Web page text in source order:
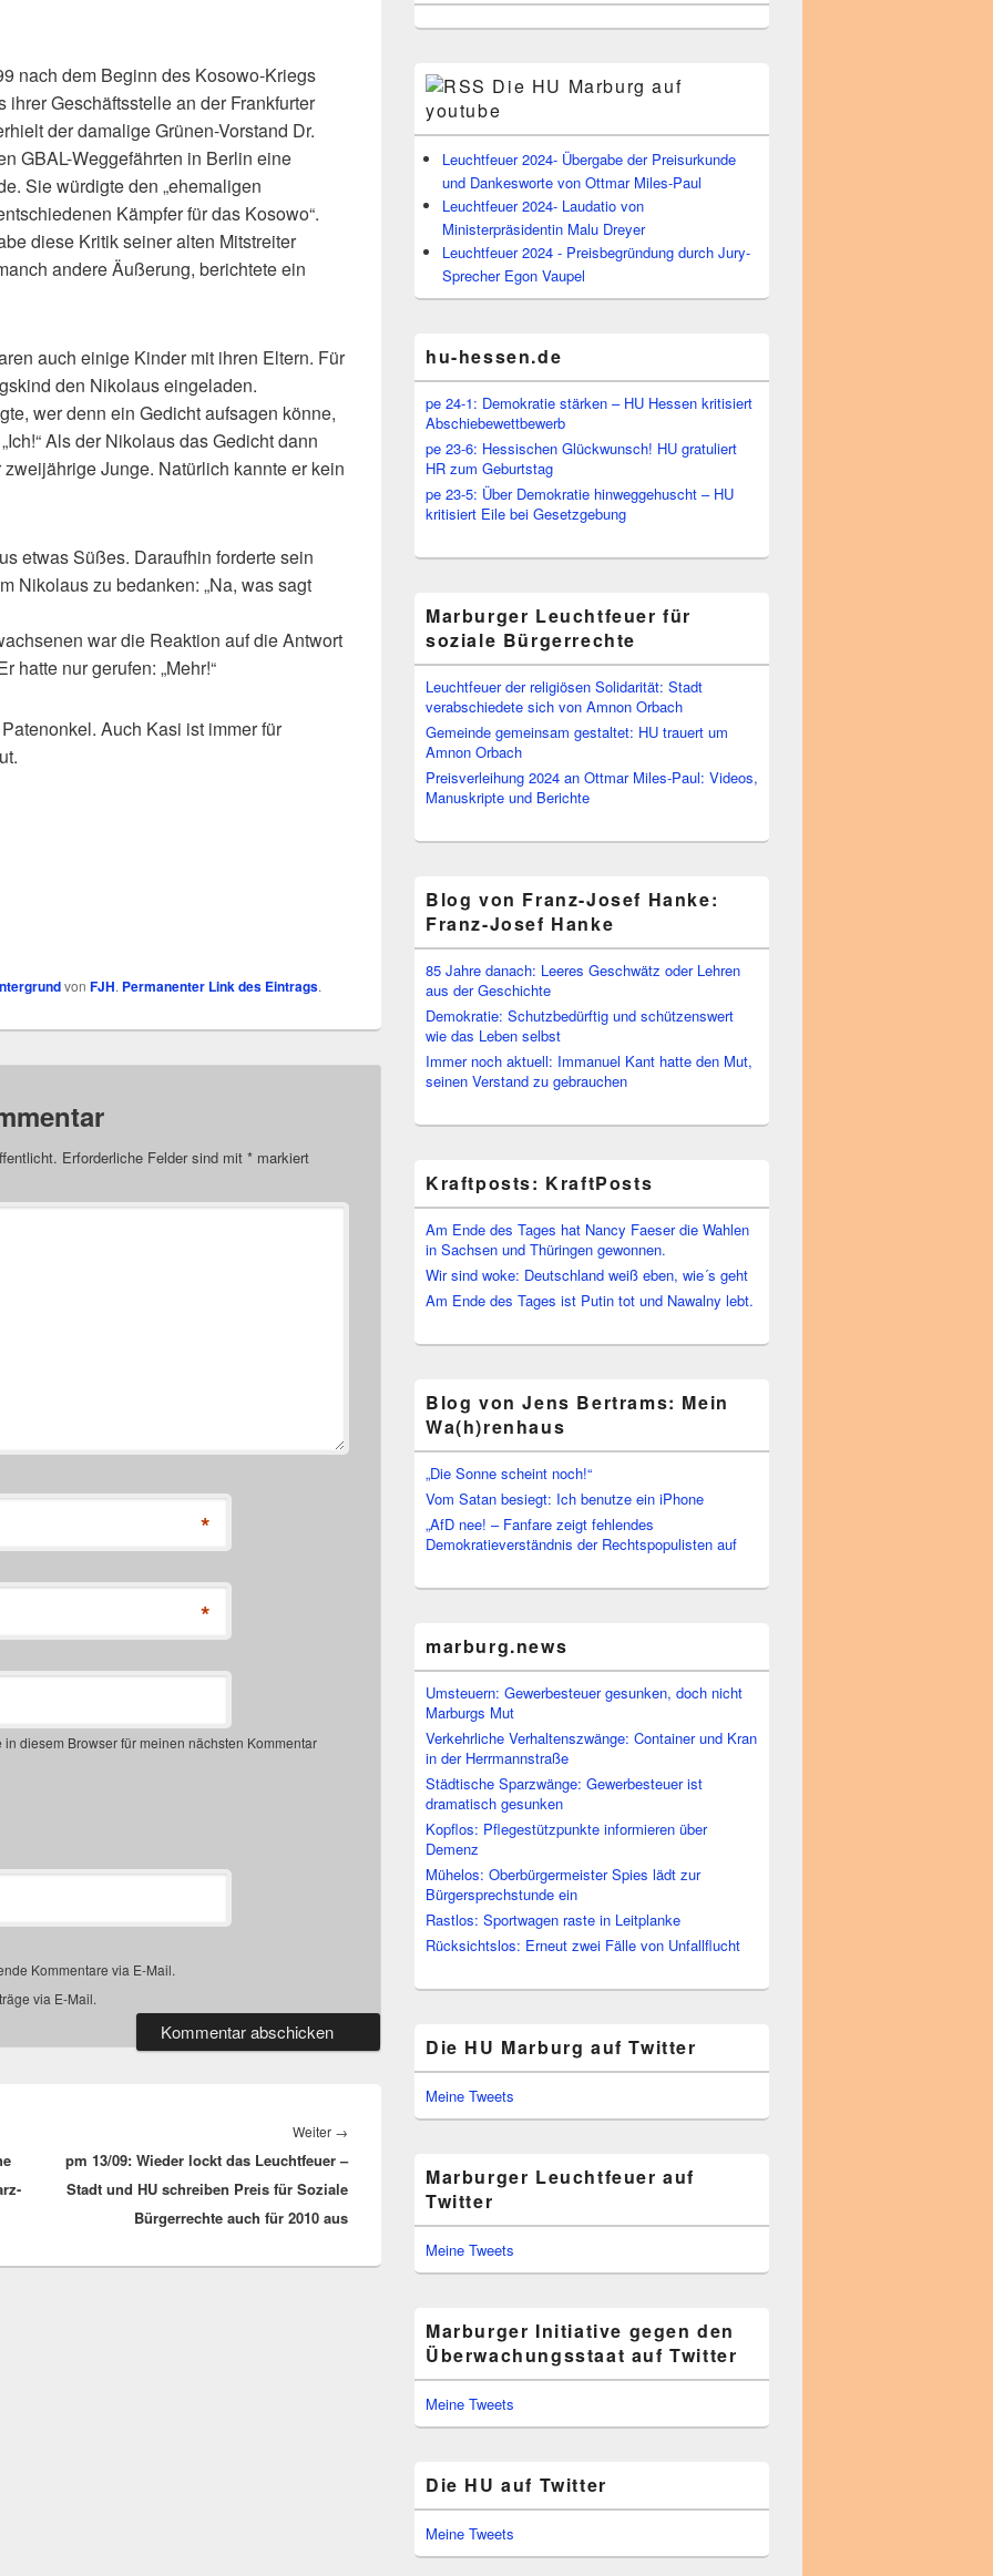
nach dem Beginn des Kosowo-Kriegs
Geschäftsstelle an der Frankfurter
der damalige Grünen-Vorstand Dr.
GBAL-Weggefährten in Berlin eine
Sie würdigte den „ehemaligen
Kämpfer für das Kosowo“.
diese Kritik seiner alten Mitstreiter
andere Äußerung, berichtete ein
auch einige Kinder mit ihren Eltern. Für
den Nikolaus eingeladen.
wer denn ein Gedicht aufsagen könne,
Als der Nikolaus das Gedicht dann
Junge. Natürlich kannte er kein
etwas Süßes. Daraufhin forderte sein
Nikolaus zu bedanken: „Na, was sagt
war die Reaktion auf die Antwort
hatte nur gerufen: „Mehr!“
Auch Kasi ist immer für
von FJH. Permanenter Link des Eintrags.
Erforderliche Felder sind mit * markiert
*
*
diesem Browser für meinen nächsten Kommentar
Kommentare via E-Mail.
via E-Mail.
Weiter →
Beitrag:
pm 13/09: Wieder lockt das Leuchtfeuer –
Stadt und HU schreiben Preis für Soziale
Bürgerrechte auch für 2010 aus
Die HU Marburg auf
youtube
Leuchtfeuer 2024- Übergabe der Preisurkunde
und Dankesworte von Ottmar Miles-Paul
Leuchtfeuer 2024- Laudatio von
Ministerpräsidentin Malu Dreyer
Leuchtfeuer 2024 - Preisbegründung durch Jury-
Sprecher Egon Vaupel
hu-hessen.de
pe 24-1: Demokratie stärken – HU Hessen kritisiert
Abschiebewettbewerb
pe 23-6: Hessischen Glückwunsch! HU gratuliert
HR zum Geburtstag
pe 23-5: Über Demokratie hinweggehuscht – HU
kritisiert Eile bei Gesetzgebung
Marburger Leuchtfeuer für
soziale Bürgerrechte
Leuchtfeuer der religiösen Solidarität: Stadt
verabschiedete sich von Amnon Orbach
Gemeinde gemeinsam gestaltet: HU trauert um
Amnon Orbach
Preisverleihung 2024 an Ottmar Miles-Paul: Videos,
Manuskripte und Berichte
Blog von Franz-Josef Hanke:
Franz-Josef Hanke
85 Jahre danach: Leeres Geschwätz oder Lehren
aus der Geschichte
Demokratie: Schutzbedürftig und schützenswert
wie das Leben selbst
Immer noch aktuell: Immanuel Kant hatte den Mut,
seinen Verstand zu gebrauchen
Kraftposts: KraftPosts
Am Ende des Tages hat Nancy Faeser die Wahlen
in Sachsen und Thüringen gewonnen.
Wir sind woke: Deutschland weiß eben, wie´s geht
Am Ende des Tages ist Putin tot und Nawalny lebt.
Blog von Jens Bertrams: Mein
Wa(h)renhaus
„Die Sonne scheint noch!“
Vom Satan besiegt: Ich benutze ein iPhone
„AfD nee! – Fanfare zeigt fehlendes
Demokratieverständnis der Rechtspopulisten auf
marburg.news
Umsteuern: Gewerbesteuer gesunken, doch nicht
Marburgs Mut
Verkehrliche Verhaltenszwänge: Container und Kran
in der Herrmannstraße
Städtische Sparzwänge: Gewerbesteuer ist
dramatisch gesunken
Kopflos: Pflegestützpunkte informieren über
Demenz
Mühelos: Oberbürgermeister Spies lädt zur
Bürgersprechstunde ein
Rastlos: Sportwagen raste in Leitplanke
Rücksichtslos: Erneut zwei Fälle von Unfallflucht
Die HU Marburg auf Twitter
Meine Tweets
Marburger Leuchtfeuer auf
Twitter
Meine Tweets
Marburger Initiative gegen den
Überwachungsstaat auf Twitter
Meine Tweets
Die HU auf Twitter
Meine Tweets